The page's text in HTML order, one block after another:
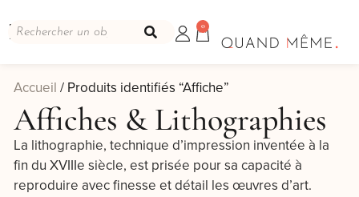
0
Accueil / Produits identifiés “Affiche”
Affiches & Lithographies
La lithographie, technique d’impression inventée à la
fin du XVIIIe siècle, est prisée pour sa capacité à
reproduire avec finesse et détail les œuvres d’art.